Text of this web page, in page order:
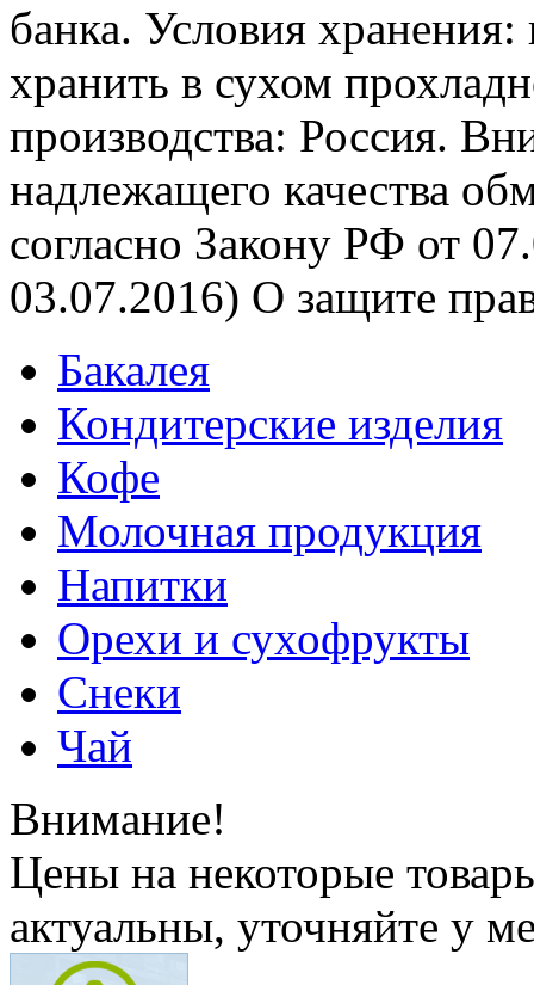
банка. Условия
хранить в сухом
производства: Россия.
надлежащего качества
согласно Закону РФ от
03.07.2016) О защите
Бакалея
Кондитерские изделия
Кофе
Молочная продукция
Напитки
Орехи и сухофрукты
Снеки
Чай
Внимание!
Цены на некоторые
актуальны, уточняйте у